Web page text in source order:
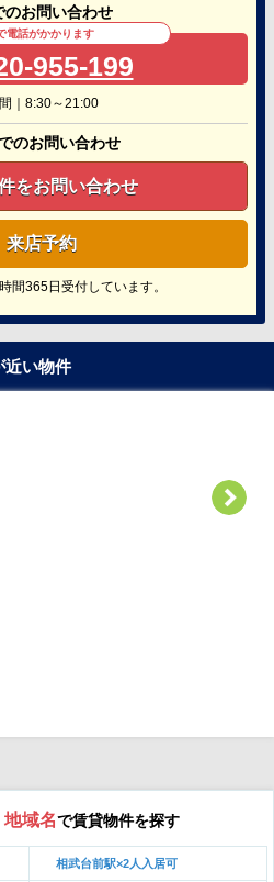
のお問い合わせ
電話がかかります
955-199
｜8:30～21:00
のお問い合わせ
をお問い合わせ
来店予約
間365日受付しています。
近い物件
地域名で賃貸物件を探す
相武台前駅×2人入居可